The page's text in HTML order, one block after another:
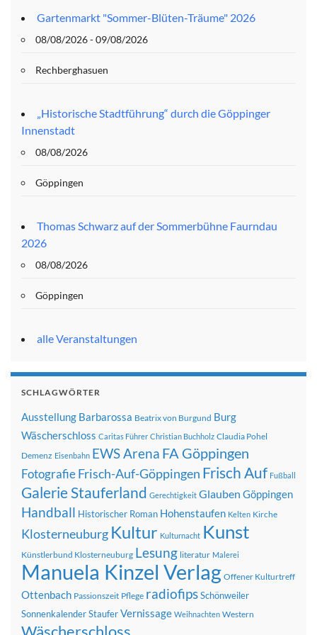
Gartenmarkt "Sommer-Blüten-Träume" 2026
08/08/2026 - 09/08/2026
Rechberghasuen
„Historische Stadtführung“ durch die Göppinger
Innenstadt
08/08/2026
Göppingen
Thomas Schwarz auf der Sommerbühne Faurndau
2026
08/08/2026
Göppingen
alle Veranstaltungen
SCHLAGWÖRTER
Ausstellung Barbarossa Beatrix von Burgund Burg
Wäscherschloss Caritas Führer Christian Buchholz Claudia Pohel
Demenz Eisenbahn EWS Arena FA Göppingen
FotografieFrisch-Auf-Göppingen Frisch Auf Fußball
Galerie Stauferland Gerechtigkeit Glauben Göppingen
Handball Historischer Roman Hohenstaufen Kelten Kirche
Klosterneuburg Kultur Kulturnacht Kunst
Künstlerbund Klosterneuburg Lesung literatur Malerei
Manuela Kinzel Verlag Offener Kulturtreff
Ottenbach Passionszeit Pflege radiofipsSchönweiler
SonnenkalenderStauferVernissage Weihnachten Western